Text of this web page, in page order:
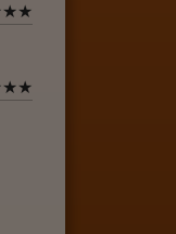
★★
★★